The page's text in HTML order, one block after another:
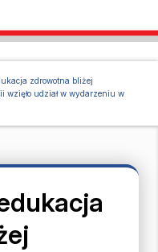
zdrowotna bliżej
wzięło udział w wydarzeniu w